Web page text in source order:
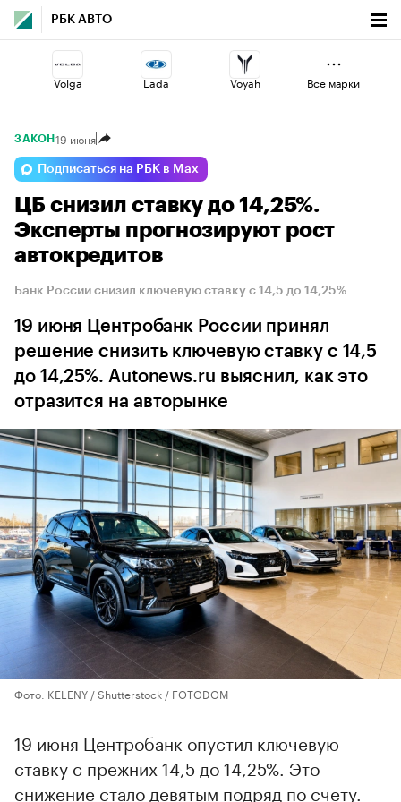
РБК АВТО
Volga Lada Voyah
Omoda
Geely Jaecoo Esteo
Все марки
ЗАКОН 19 июня
Подписаться на РБК в Max
ЦБ снизил ставку до 14,25%.
Эксперты прогнозируют рост
автокредитов
Банк России снизил ключевую ставку с 14,5 до 14,25%
19 июня Центробанк России принял
решение снизить ключевую ставку с 14,5
до 14,25%. Autonews.ru выяснил, как это
отразится на авторынке
Фото: KELENY / Shutterstock / FOTODOM
19 июня Центробанк опустил ключевую
ставку с прежних 14,5 до 14,25%. Это
снижение стало девятым подряд по счету.